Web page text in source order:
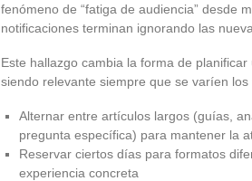
fenómeno de “fatiga de audiencia” desde
notificaciones terminan ignorando las
Este hallazgo cambia la forma de
siendo relevante siempre que se varíen los
Alternar entre artículos largos (guías,
pregunta específica) para mantener la
Reservar ciertos días para formatos
experiencia concreta